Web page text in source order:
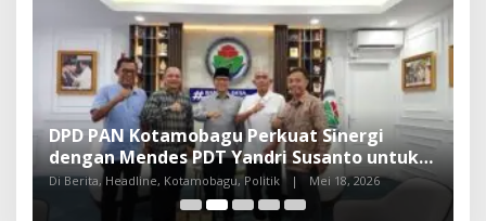
DPD PAN Kotamobagu Perkuat Sinergi
dengan Mendes PDT Yandri Susanto untuk
Pembangunan Sulut
Di Berita, Headline, Kotamobagu, Politik | Mei 18, 2026